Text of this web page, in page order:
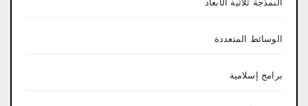
النمذجة ثلاثية الأبعاد
الوسائط المتعددة
برامج إسلامية